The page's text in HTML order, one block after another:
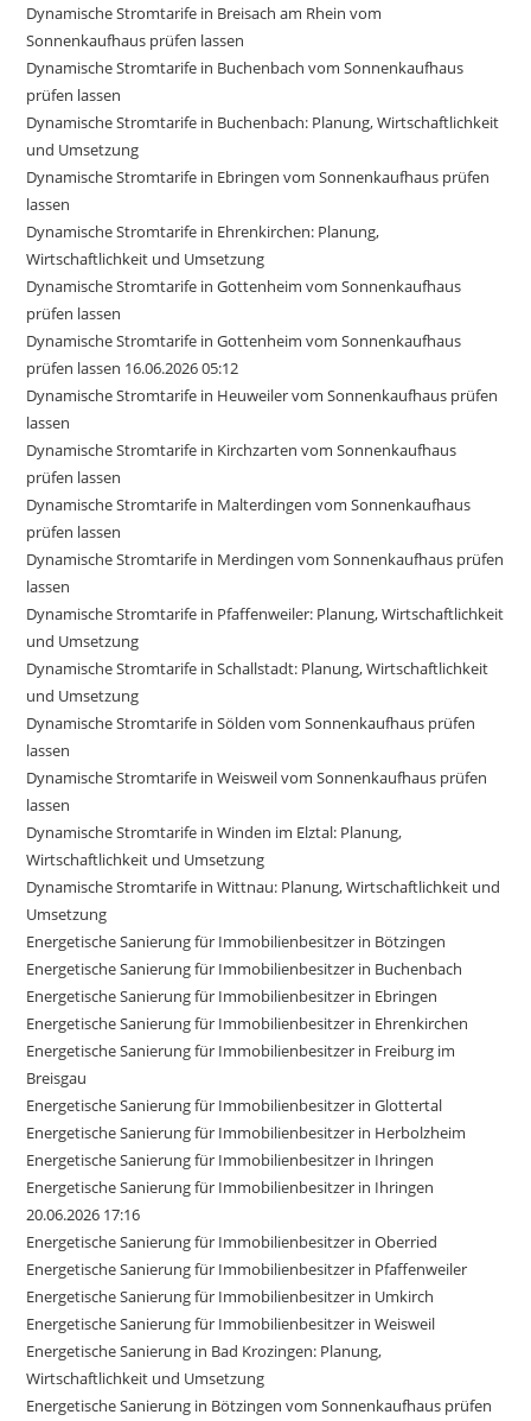
Dynamische Stromtarife in Breisach am Rhein vom
Sonnenkaufhaus prüfen lassen
Dynamische Stromtarife in Buchenbach vom Sonnenkaufhaus
prüfen lassen
Dynamische Stromtarife in Buchenbach: Planung, Wirtschaftlichkeit
und Umsetzung
Dynamische Stromtarife in Ebringen vom Sonnenkaufhaus prüfen
lassen
Dynamische Stromtarife in Ehrenkirchen: Planung,
Wirtschaftlichkeit und Umsetzung
Dynamische Stromtarife in Gottenheim vom Sonnenkaufhaus
prüfen lassen
Dynamische Stromtarife in Gottenheim vom Sonnenkaufhaus
prüfen lassen 16.06.2026 05:12
Dynamische Stromtarife in Heuweiler vom Sonnenkaufhaus prüfen
lassen
Dynamische Stromtarife in Kirchzarten vom Sonnenkaufhaus
prüfen lassen
Dynamische Stromtarife in Malterdingen vom Sonnenkaufhaus
prüfen lassen
Dynamische Stromtarife in Merdingen vom Sonnenkaufhaus prüfen
lassen
Dynamische Stromtarife in Pfaffenweiler: Planung, Wirtschaftlichkeit
und Umsetzung
Dynamische Stromtarife in Schallstadt: Planung, Wirtschaftlichkeit
und Umsetzung
Dynamische Stromtarife in Sölden vom Sonnenkaufhaus prüfen
lassen
Dynamische Stromtarife in Weisweil vom Sonnenkaufhaus prüfen
lassen
Dynamische Stromtarife in Winden im Elztal: Planung,
Wirtschaftlichkeit und Umsetzung
Dynamische Stromtarife in Wittnau: Planung, Wirtschaftlichkeit und
Umsetzung
Energetische Sanierung für Immobilienbesitzer in Bötzingen
Energetische Sanierung für Immobilienbesitzer in Buchenbach
Energetische Sanierung für Immobilienbesitzer in Ebringen
Energetische Sanierung für Immobilienbesitzer in Ehrenkirchen
Energetische Sanierung für Immobilienbesitzer in Freiburg im
Breisgau
Energetische Sanierung für Immobilienbesitzer in Glottertal
Energetische Sanierung für Immobilienbesitzer in Herbolzheim
Energetische Sanierung für Immobilienbesitzer in Ihringen
Energetische Sanierung für Immobilienbesitzer in Ihringen
20.06.2026 17:16
Energetische Sanierung für Immobilienbesitzer in Oberried
Energetische Sanierung für Immobilienbesitzer in Pfaffenweiler
Energetische Sanierung für Immobilienbesitzer in Umkirch
Energetische Sanierung für Immobilienbesitzer in Weisweil
Energetische Sanierung in Bad Krozingen: Planung,
Wirtschaftlichkeit und Umsetzung
Energetische Sanierung in Bötzingen vom Sonnenkaufhaus prüfen